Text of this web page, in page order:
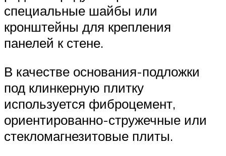
специальные шайбы или
кронштейны для крепления
панелей к стене.
В качестве основания-подложки
под клинкерную плитку
используется фиброцемент,
ориентированно-стружечные или
стекломагнезитовые плиты.